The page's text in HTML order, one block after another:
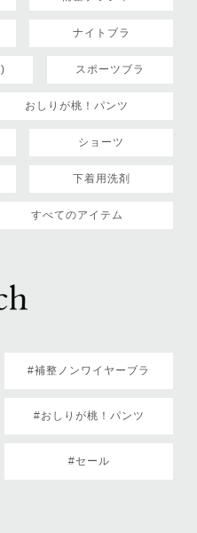
ナイトブラ
スポーツブラ
おしりが桃！パンツ
ショーツ
下着用洗剤
すべてのアイテム
#補整ノンワイヤーブラ
#おしりが桃！パンツ
#セール